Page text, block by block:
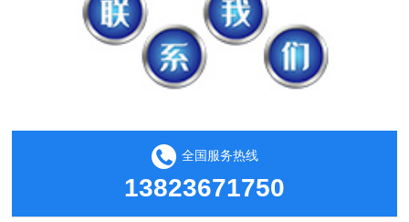
全国服务热线
13823671750